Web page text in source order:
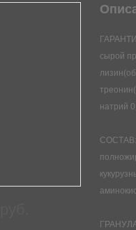
сырой
натрий
СОСТАВ: